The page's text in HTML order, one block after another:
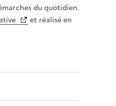
du quotidien.
et réalisé en